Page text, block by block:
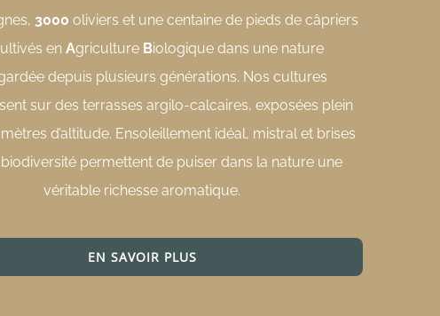
3000 oliviers et une centaine de pieds de câpriers
en Agriculture Biologique dans une nature
depuis plusieurs générations. Nos cultures
sur des terrasses argilo-calcaires, exposées plein
d’altitude. Ensoleillement idéal, mistral et brises
permettent de puiser dans la nature une
véritable richesse aromatique.
EN SAVOIR PLUS